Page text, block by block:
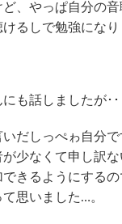
、やっぱ自分の
るしで勉強になり
も話しましたが･･
だしっぺゎ自分で
少なくて申し訳
できるようにする
て思いました…。